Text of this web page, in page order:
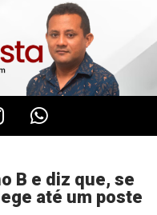
B e diz que, se
até um poste